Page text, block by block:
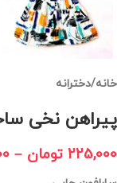
خانه/دخترانه
پیراهن نخی
225,000 تومان –